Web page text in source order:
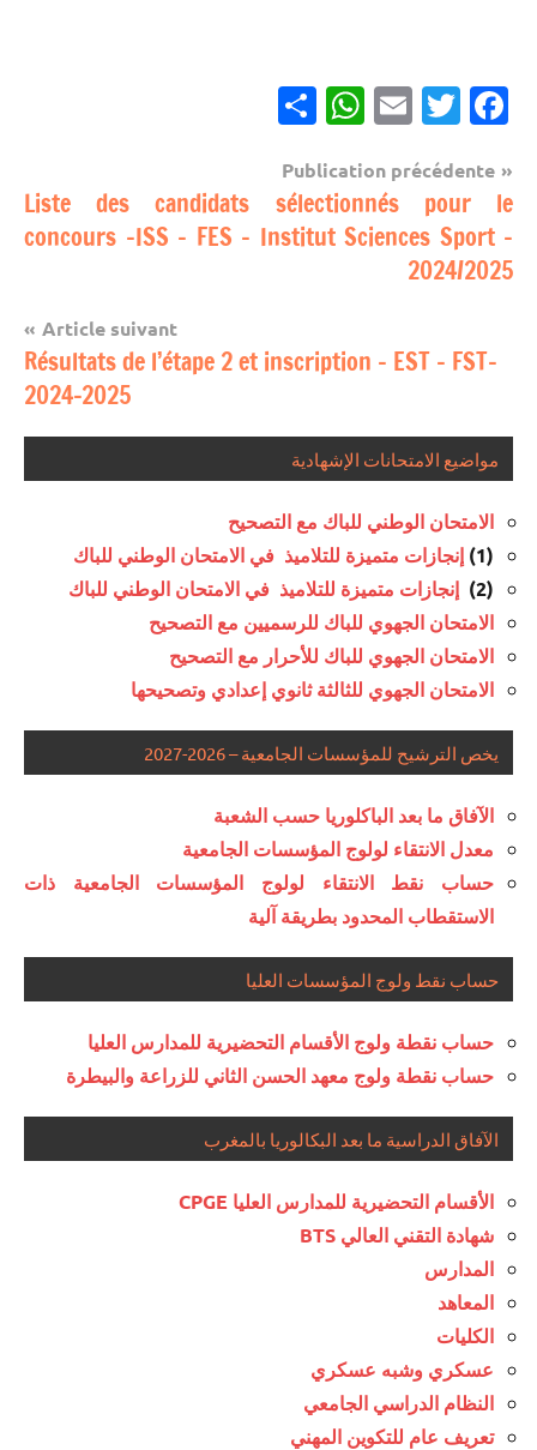
Facebook
Twitter
Email
WhatsApp
مباريات
Navigation
de
l’article
Publication précédente
Liste des candidats sélectionnés pour le
concours -ISS – FES – Institut Sciences Sport –
2024/2025
Article suivant
Résultats de l’étape 2 et inscription – EST – FST-
2024-2025
مواضيع الامتحانات الإشهادية
الامتحان الوطني للباك مع التصحيح
(1)
إنجازات متميزة للتلاميذ في الامتحان الوطني للباك
(2)
إنجازات متميزة للتلاميذ في الامتحان الوطني للباك
الامتحان الجهوي للباك للرسميين مع التصحيح
الامتحان الجهوي للباك للأحرار مع التصحيح
الامتحان الجهوي للثالثة ثانوي إعدادي وتصحيحها
يخص الترشيح للمؤسسات الجامعية – 2026-2027
الآفاق ما بعد الباكلوريا حسب الشعبة
معدل الانتقاء لولوج المؤسسات الجامعية
حساب نقط الانتقاء لولوج المؤسسات الجامعية ذات
الاستقطاب المحدود بطريقة آلية
حساب نقط ولوج المؤسسات العليا
حساب نقطة ولوج الأقسام التحضيرية للمدارس العليا
حساب نقطة ولوج معهد الحسن الثاني للزراعة والبيطرة
الآفاق الدراسية ما بعد البكالوريا بالمغرب
الأقسام التحضيرية للمدارس العليا CPGE
شهادة التقني العالي BTS
المدارس
المعاهد
الكليات
عسكري وشبه عسكري
النظام الدراسي الجامعي
تعريف عام للتكوين المهني